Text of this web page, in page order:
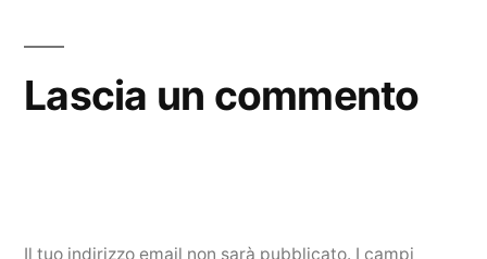
Lascia un commento
Il tuo indirizzo email non sarà pubblicato. I campi